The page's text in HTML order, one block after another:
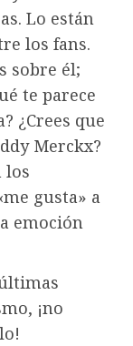
Lo están
los fans.
sobre él;
te parece
¿Crees que
Merckx?
los
gusta» a
emoción
¡no